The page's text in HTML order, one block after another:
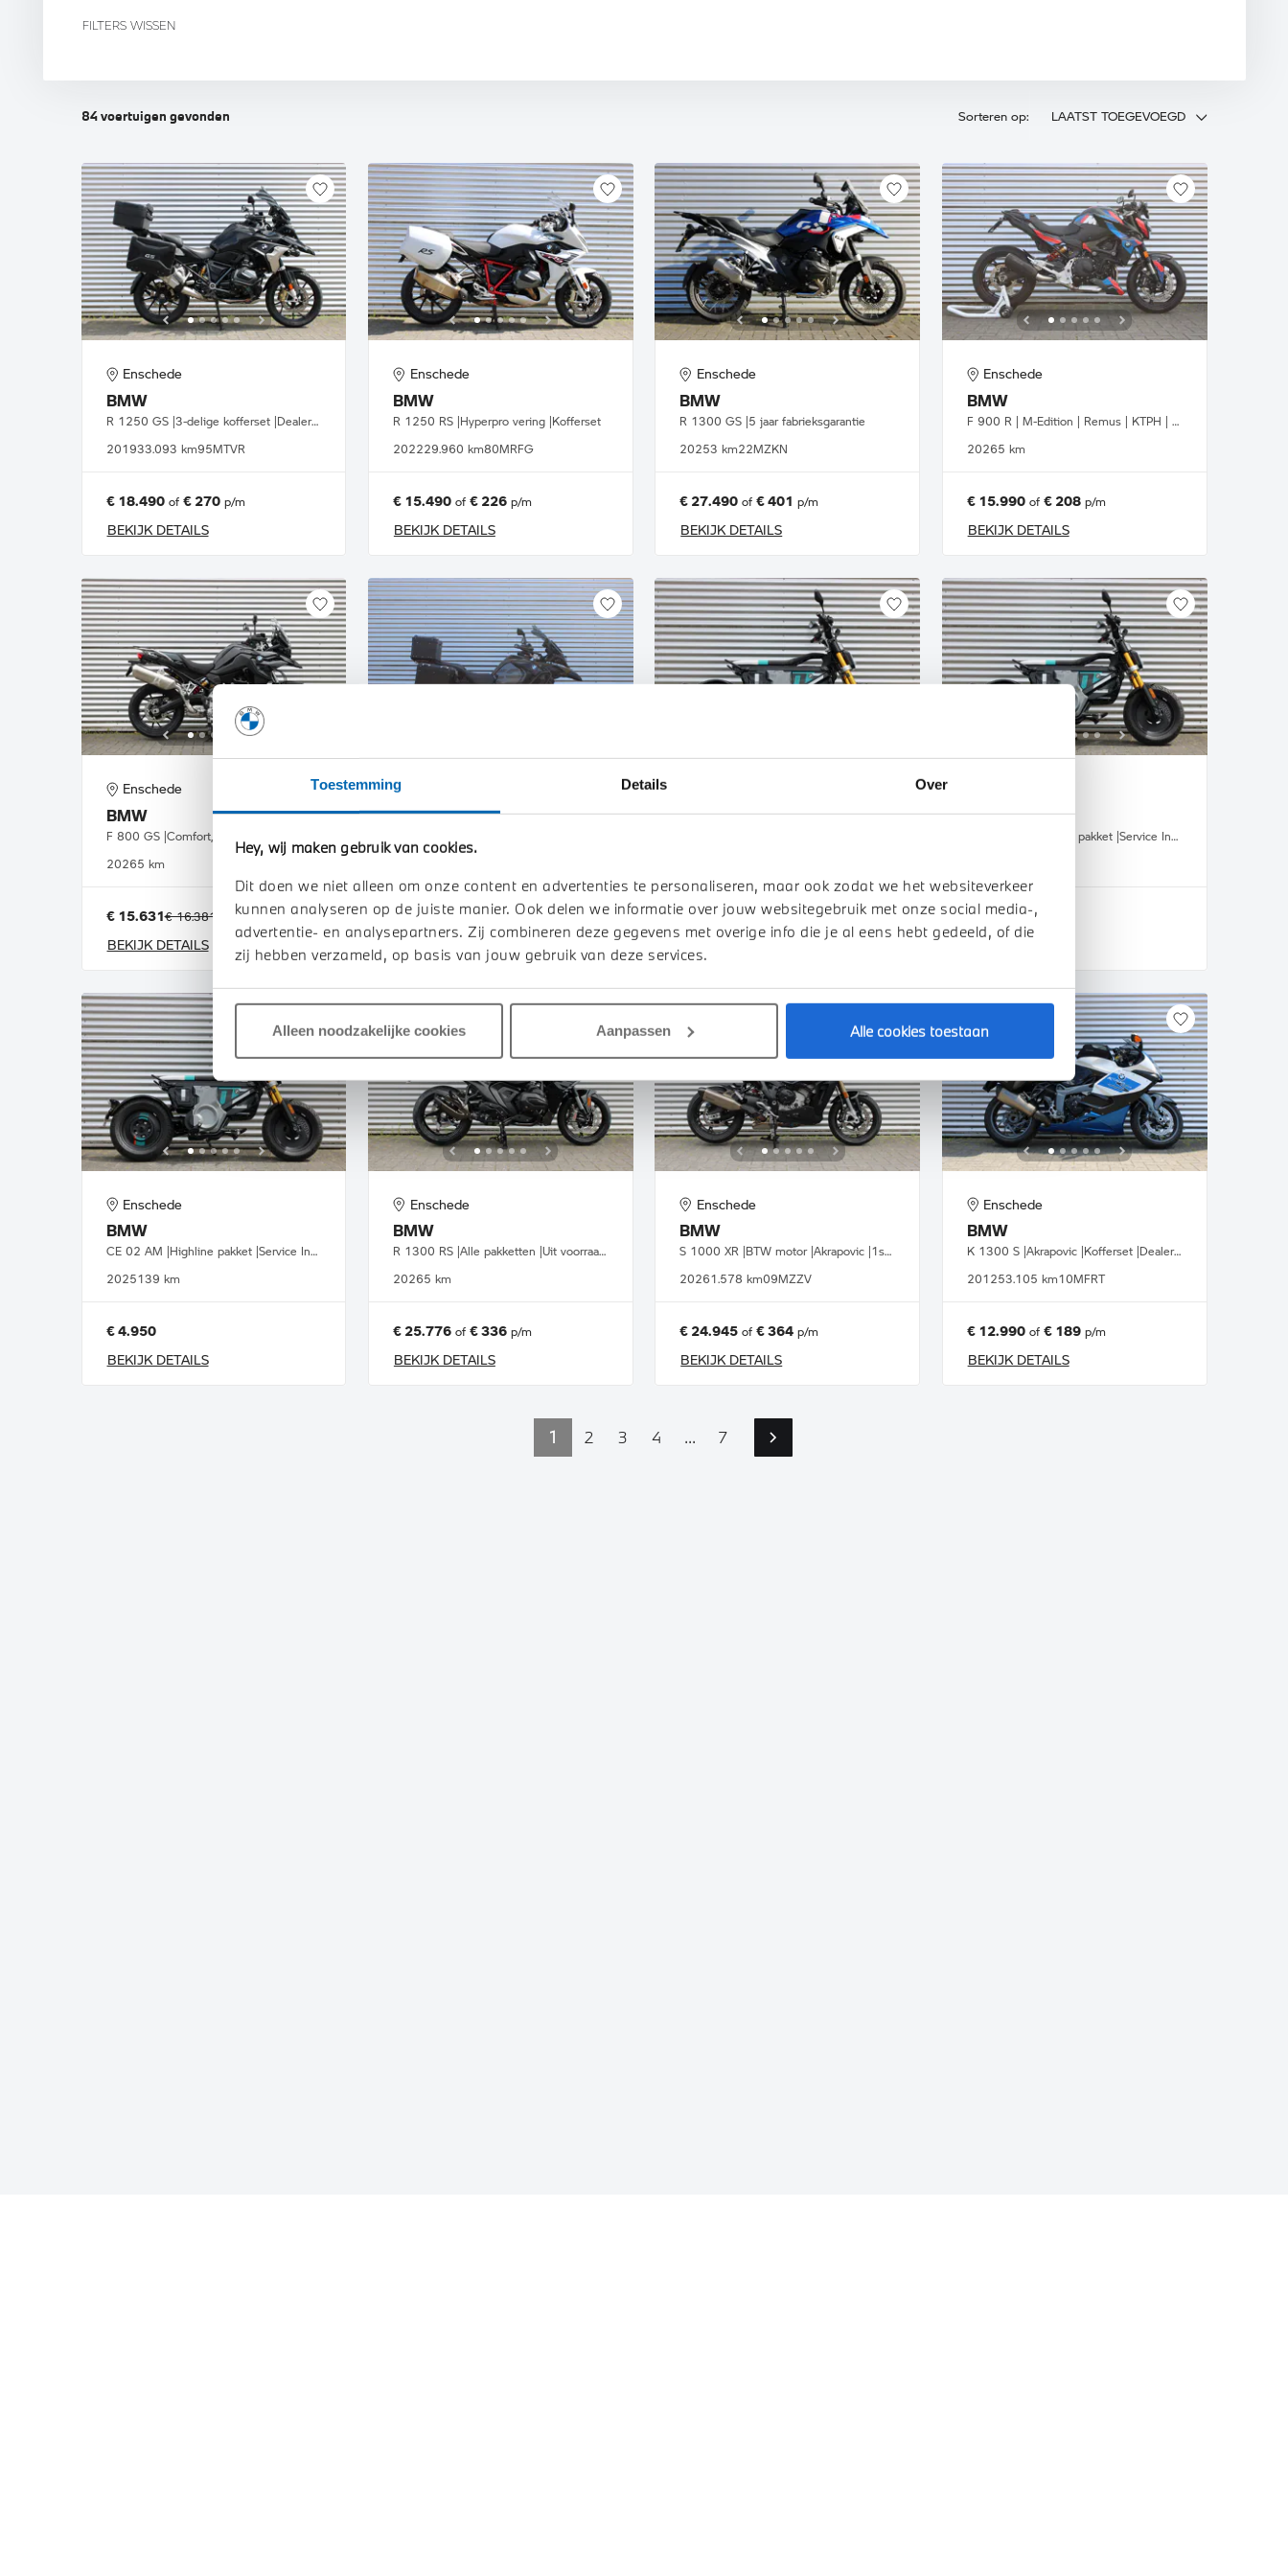
Toestemming Details Over
Hey, wij maken gebruik van cookies.
Dit doen we niet alleen om onze content en advertenties te personaliseren, maar ook zodat we het websiteverkeer
kunnen analyseren op de juiste manier. Ook delen we informatie over jouw websitegebruik met onze social media-,
advertentie- en analysepartners. Zij combineren deze gegevens met overige info die je al eens hebt gedeeld, of die
zij hebben verzameld, op basis van jouw gebruik van deze services.
Alleen noodzakelijke cookies Aanpassen Alle cookies toestaan
F 900 GS
R 12 G/S
FILTERS WISSEN
84voertuigen gevonden Sorteren op: LAATST TOEGEVOEGD
Enschede
BMW
R 1250 GS |3-delige kofferset |Dealer onderhouden
201933.093 km95MTVR
€ 18.490of € 270p/m
BEKIJK DETAILS
Enschede
BMW
R 1250 RS |Hyperpro vering |Kofferset
202229.960 km80MRFG
€ 15.490of € 226p/m
BEKIJK DETAILS
Enschede
BMW
R 1300 GS |5 jaar fabrieksgarantie
20253 km22MZKN
€ 27.490 of€ 401 p/m
BEKIJK DETAILS
Enschede
BMW
F 900 R | M-Edition | Remus | KTPH | Sportruit getint |
20265 km
€ 15.990of € 208p/m
BEKIJK DETAILS
Enschede
BMW
20265 km
€ 15.631€ 16.381 € 213p/m
BEKIJK DETAILS
BMW
€ 18.945of€ 276p/m
BEKIJK DETAILS
BMW
€ 4.950
BEKIJK DETAILS
BMW
CE 02 AM |Highline pakket |Service Inclusive
€ 4.950
BEKIJK DETAILS
Enschede
BMW
CE 02 AM |Highline pakket |Service Inclusive
2025139 km
€ 4.950
BEKIJK DETAILS
Enschede
BMW
R 1300 RS |Alle pakketten |Uit voorraad leverbaar
20265 km
€ 25.776of € 336p/m
BEKIJK DETAILS
Enschede
BMW
S 1000 XR |BTW motor |Akrapovic |1ste eigenaar
20261.578 km09MZZV
€ 24.945 of€ 364 p/m
BEKIJK DETAILS
Enschede
BMW
K 1300 S |Akrapovic |Kofferset |Dealer onderhouden
201253.105 km10MFRT
€ 12.990of € 189p/m
BEKIJK DETAILS
1 2 3 4 ... 7